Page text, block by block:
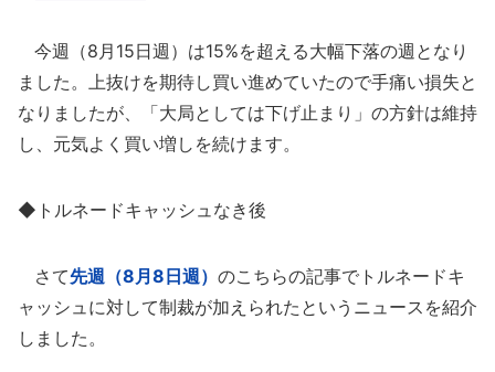
今週（8月15日週）は15%を超える大幅下落の週となり
ました。上抜けを期待し買い進めていたので手痛い損失と
なりましたが、「大局としては下げ止まり」の方針は維持
し、元気よく買い増しを続けます。
◆トルネードキャッシュなき後
さて先週（8月8日週） のこちらの記事でトルネードキ
ャッシュに対して制裁が加えられたというニュースを紹介
しました。